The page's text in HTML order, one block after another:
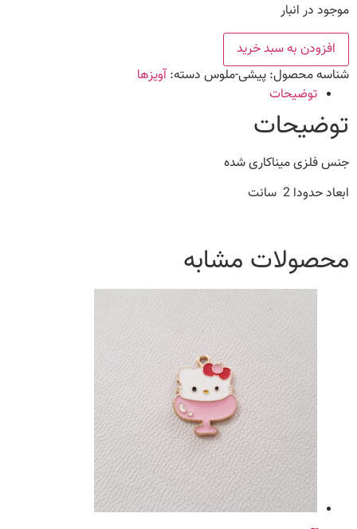
موجود در انبار
آویز
پیشی
ملوس
عدد
افزودن به سبد خرید
شناسه محصول: پیشی-ملوس دسته:آویزها
توضیحات
توضیحات
جنس فلزی میناکاری شده
ابعاد حدودا 2 سانت
محصولات مشابه